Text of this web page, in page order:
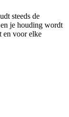
steeds de
je houding wordt
en voor elke